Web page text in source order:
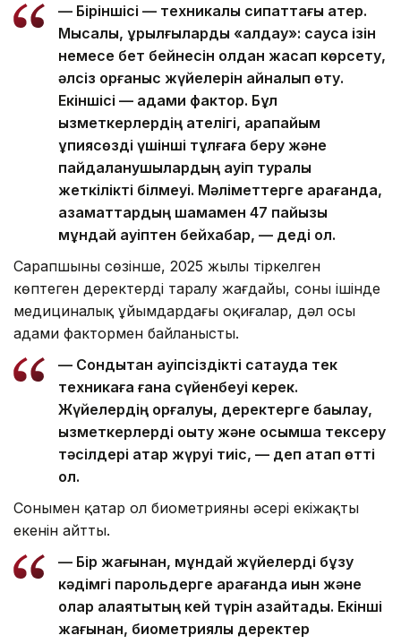
— Біріншісі — техникалық сипаттағы қатер.
Мысалы, құрылғыларды «алдау»: саусақ ізін
немесе бет бейнесін қолдан жасап көрсету,
әлсіз қорғаныс жүйелерін айналып өту.
Екіншісі — адами фактор. Бұл
қызметкерлердің қателігі, қарапайым
құпиясөзді үшінші тұлғаға беру және
пайдаланушылардың қауіп туралы
жеткілікті білмеуі. Мәліметтерге қарағанда,
азаматтардың шамамен 47 пайызы
мұндай қауіптен бейхабар, — деді ол.
Сарапшының сөзінше, 2025 жылы тіркелген
көптеген деректердің таралу жағдайы, соның ішінде
медициналық ұйымдардағы оқиғалар, дәл осы
адами фактормен байланысты.
— Сондықтан қауіпсіздікті сақтауда тек
техникаға ғана сүйенбеуі керек.
Жүйелердің қорғалуы, деректерге бақылау,
қызметкерлерді оқыту және қосымша тексеру
тәсілдері қатар жүруі тиіс, — деп атап өтті
ол.
Сонымен қатар ол биометрияның әсері екіжақты
екенін айтты.
— Бір жағынан, мұндай жүйелерді бұзу
кәдімгі парольдерге қарағанда қиын және
олар алаяқтықтың кей түрін азайтады. Екінші
жағынан, биометриялық деректер